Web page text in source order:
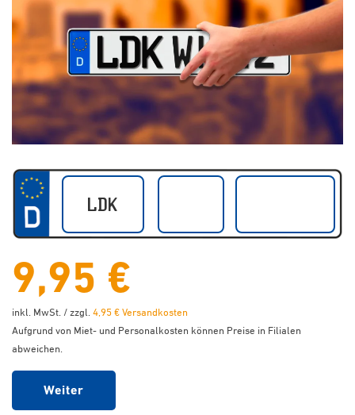
9,95 €
inkl. MwSt. / zzgl.4,95 € Versandkosten
Aufgrund von Miet- und Personalkosten können Preise in Filialen
abweichen.
Weiter